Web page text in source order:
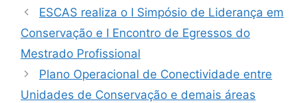
ESCAS realiza o I Simpósio de Liderança em
Conservação e I Encontro de Egressos do
Mestrado Profissional
Plano Operacional de Conectividade entre
Unidades de Conservação e demais áreas